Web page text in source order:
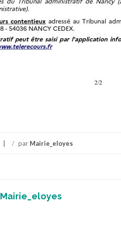
/ par Mairie_eloyes
Mairie_eloyes